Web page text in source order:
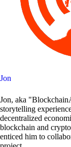
Jon
Jon, aka
storytelling
decentralized
blockchain and
enticed him to